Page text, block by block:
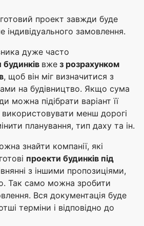
проект завжди буде
замовлення.
дуже часто
вже з розрахунком
, щоб він міг визначитися з
на будівництво. Якщо сума
можна підібрати варіант її
менш дорогі
планування, тип даху та ін.
знайти компанії, які
проекти будинків під
з іншими пропозиціями,
Так само можна зробити
Вся документація буде
терміни і відповідно до